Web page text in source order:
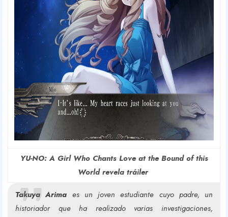
YU-NO: A Girl Who Chants Love at the Bound of this
World revela tráiler
Takuya Arima es un joven estudiante cuyo padre, un
historiador que ha realizado varias investigaciones,